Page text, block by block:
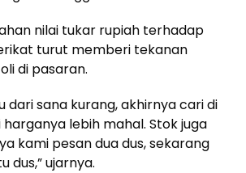
nilai tukar rupiah terhadap
turut memberi tekanan
di pasaran.
dari sana kurang, akhirnya cari di
lebih mahal. Stok juga
kami pesan dua dus, sekarang
dus,” ujarnya.